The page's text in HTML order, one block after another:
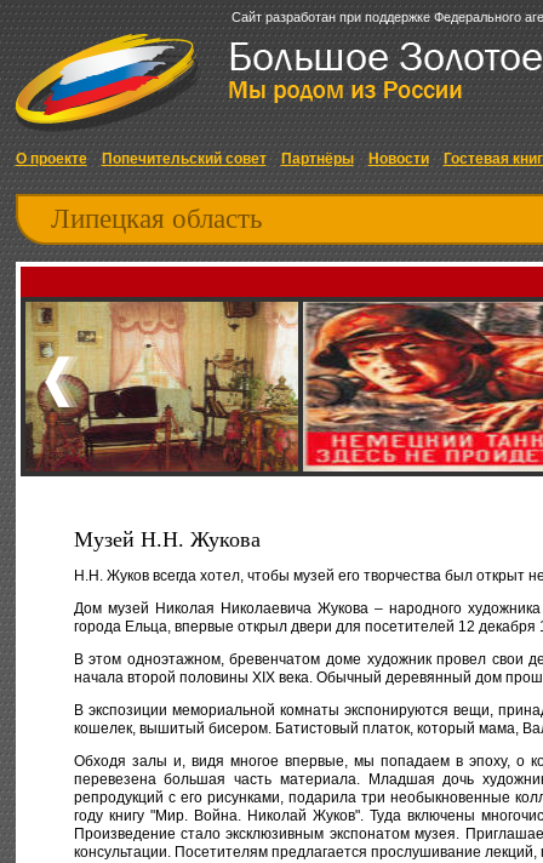
Сайт разработан при поддержке Федерального
О проекте Попечительский совет Партнёры Новости Гостевая
Липецкая область
Музей Н.Н. Жукова
Н.Н. Жуков всегда хотел, чтобы музей его творчества был открыт
Дом музей Николая Николаевича Жукова – народного
города Ельца, впервые открыл двери для посетителей 12 декабря
В этом одноэтажном, бревенчатом доме художник провел свои
начала второй половины XIX века. Обычный деревянный дом
В экспозиции мемориальной комнаты экспонируются вещи,
кошелек, вышитый бисером. Батистовый платок, который мама,
Обходя залы и, видя многое впервые, мы попадаем в эпоху, о
перевезена большая часть материала. Младшая дочь
репродукций с его рисунками, подарила три необыкновенные
году книгу "Мир. Война. Николай Жуков". Туда включены
Произведение стало эксклюзивным экспонатом музея.
консультации. Посетителям предлагается прослушивание